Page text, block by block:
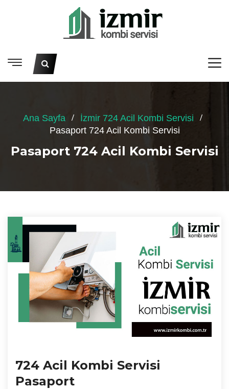
Ana Sayfa
İzmir 724 Acil Kombi Servisi
Pasaport 724 Acil Kombi Servisi
Pasaport 724 Acil Kombi Servisi
724 Acil Kombi Servisi
Pasaport